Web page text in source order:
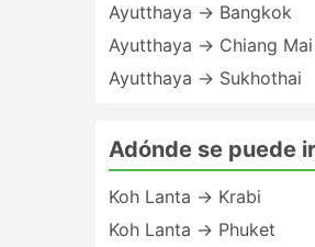
Ayutthaya → Bangkok
Ayutthaya → Chiang Mai
Ayutthaya → Sukhothai
Adónde se puede
Koh Lanta → Krabi
Koh Lanta → Phuket